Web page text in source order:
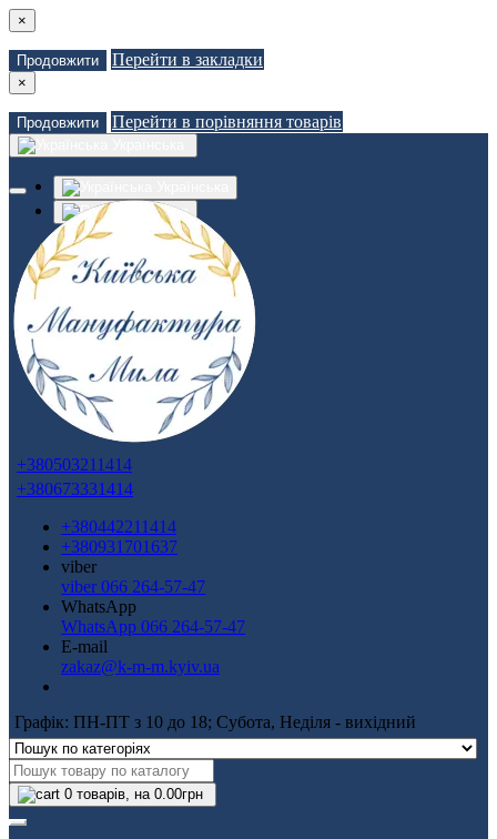
×
Продовжити Перейти в закладки
×
Продовжити Перейти в порівняння товарів
Russian
Закладки (0)
Порівняння товарів (0)
Зв'язатися з нами
Авторизація
Реєстрація
+380503211414
+380673331414
+380442211414
+380931701637
viber
viber 066 264-57-47
WhatsApp
WhatsApp 066 264-57-47
E-mail
zakaz@k-m-m.kyiv.ua
Графік: ПН-ПТ з 10 до 18; Субота, Неділя - вихідний
0 товарів, на 0.00грн